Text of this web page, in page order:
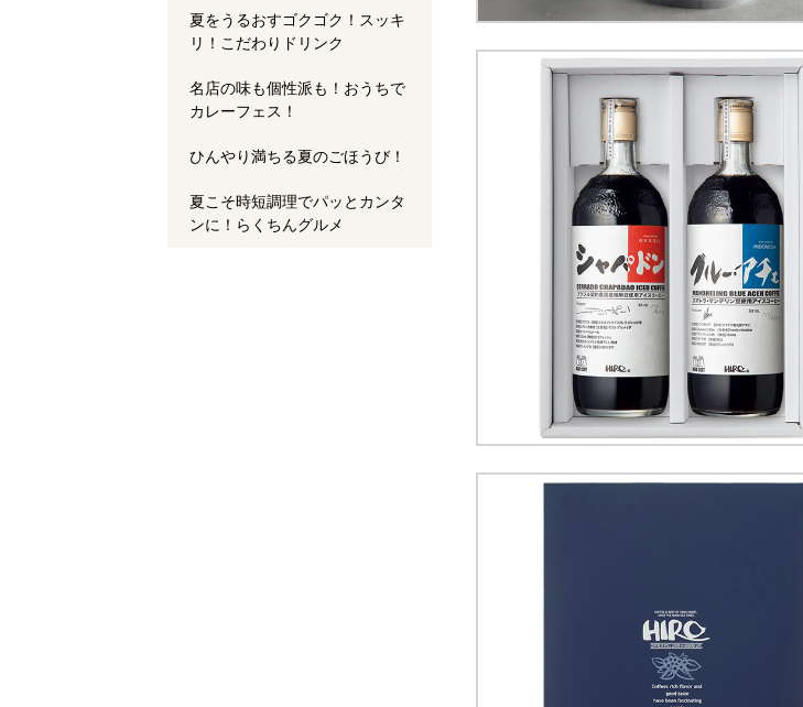
夏をうるおすゴクゴク！スッキ
リ！こだわりドリンク
名店の味も個性派も！おうちで
カレーフェス！
ひんやり満ちる夏のごほうび！
夏こそ時短調理でパッとカンタ
ンに！らくちんグルメ